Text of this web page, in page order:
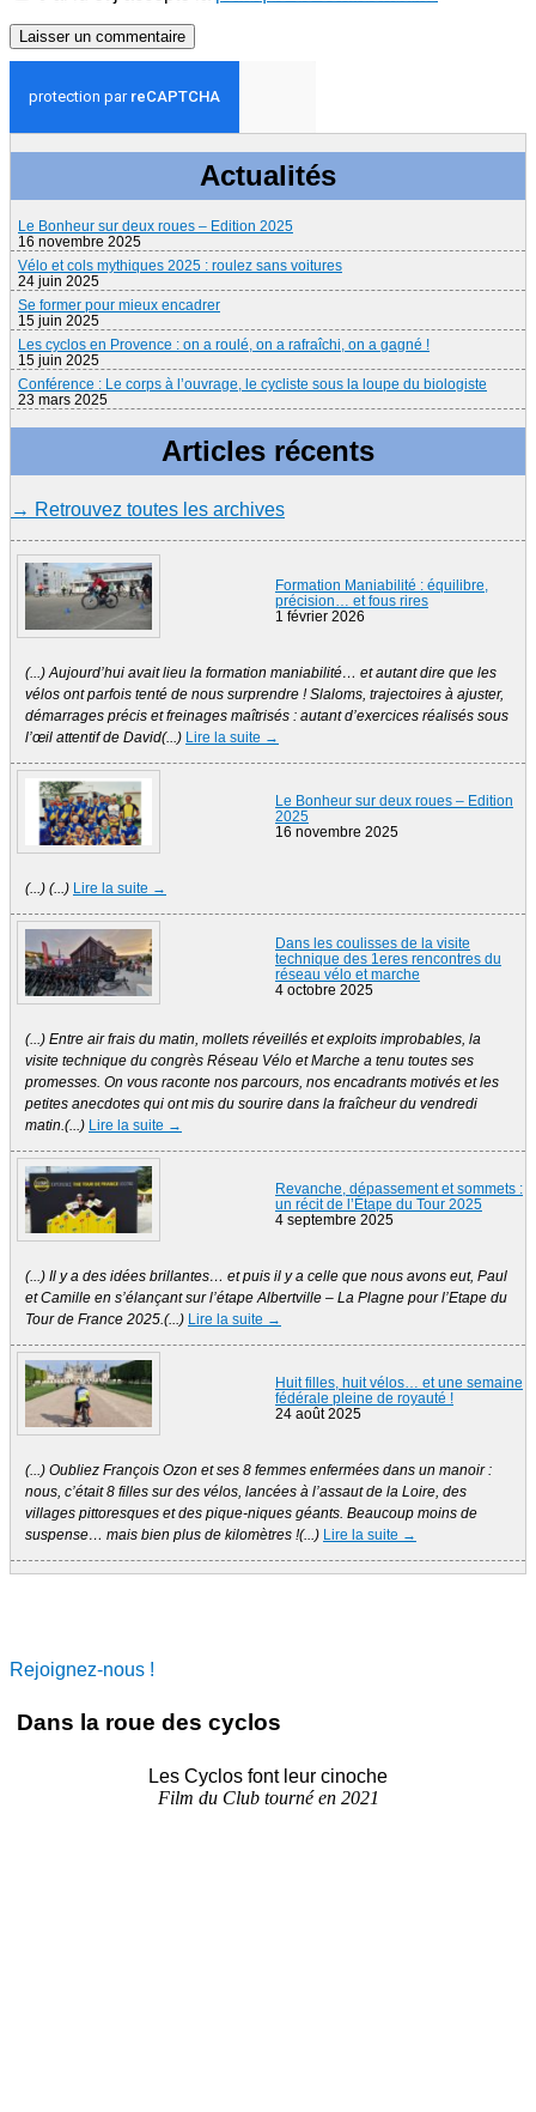
Actualités
Le Bonheur sur deux roues – Edition 2025
16 novembre 2025
Vélo et cols mythiques 2025 : roulez sans voitures
24 juin 2025
Se former pour mieux encadrer
15 juin 2025
Les cyclos en Provence : on a roulé, on a rafraîchi, on a gagné !
15 juin 2025
Conférence : Le corps à l’ouvrage, le cycliste sous la loupe du biologiste
23 mars 2025
Articles récents
→ Retrouvez toutes les archives
Formation Maniabilité : équilibre,
précision… et fous rires
1 février 2026
(...) Aujourd’hui avait lieu la formation maniabilité… et autant dire que les
vélos ont parfois tenté de nous surprendre ! Slaloms, trajectoires à ajuster,
démarrages précis et freinages maîtrisés : autant d’exercices réalisés sous
l’œil attentif de David(...) Lire la suite →
Le Bonheur sur deux roues – Edition
2025
16 novembre 2025
(...) (...) Lire la suite →
Dans les coulisses de la visite
technique des 1eres rencontres du
réseau vélo et marche
4 octobre 2025
(...) Entre air frais du matin, mollets réveillés et exploits improbables, la
visite technique du congrès Réseau Vélo et Marche a tenu toutes ses
promesses. On vous raconte nos parcours, nos encadrants motivés et les
petites anecdotes qui ont mis du sourire dans la fraîcheur du vendredi
matin.(...) Lire la suite →
Revanche, dépassement et sommets :
un récit de l’Étape du Tour 2025
4 septembre 2025
(...) Il y a des idées brillantes… et puis il y a celle que nous avons eut, Paul
et Camille en s’élançant sur l’étape Albertville – La Plagne pour l’Etape du
Tour de France 2025.(...) Lire la suite →
Huit filles, huit vélos… et une semaine
fédérale pleine de royauté !
24 août 2025
(...) Oubliez François Ozon et ses 8 femmes enfermées dans un manoir :
nous, c’était 8 filles sur des vélos, lancées à l’assaut de la Loire, des
villages pittoresques et des pique-niques géants. Beaucoup moins de
suspense… mais bien plus de kilomètres !(...) Lire la suite →
Rejoignez-nous !
Dans la roue des cyclos
Les Cyclos font leur cinoche
Film du Club tourné en 2021